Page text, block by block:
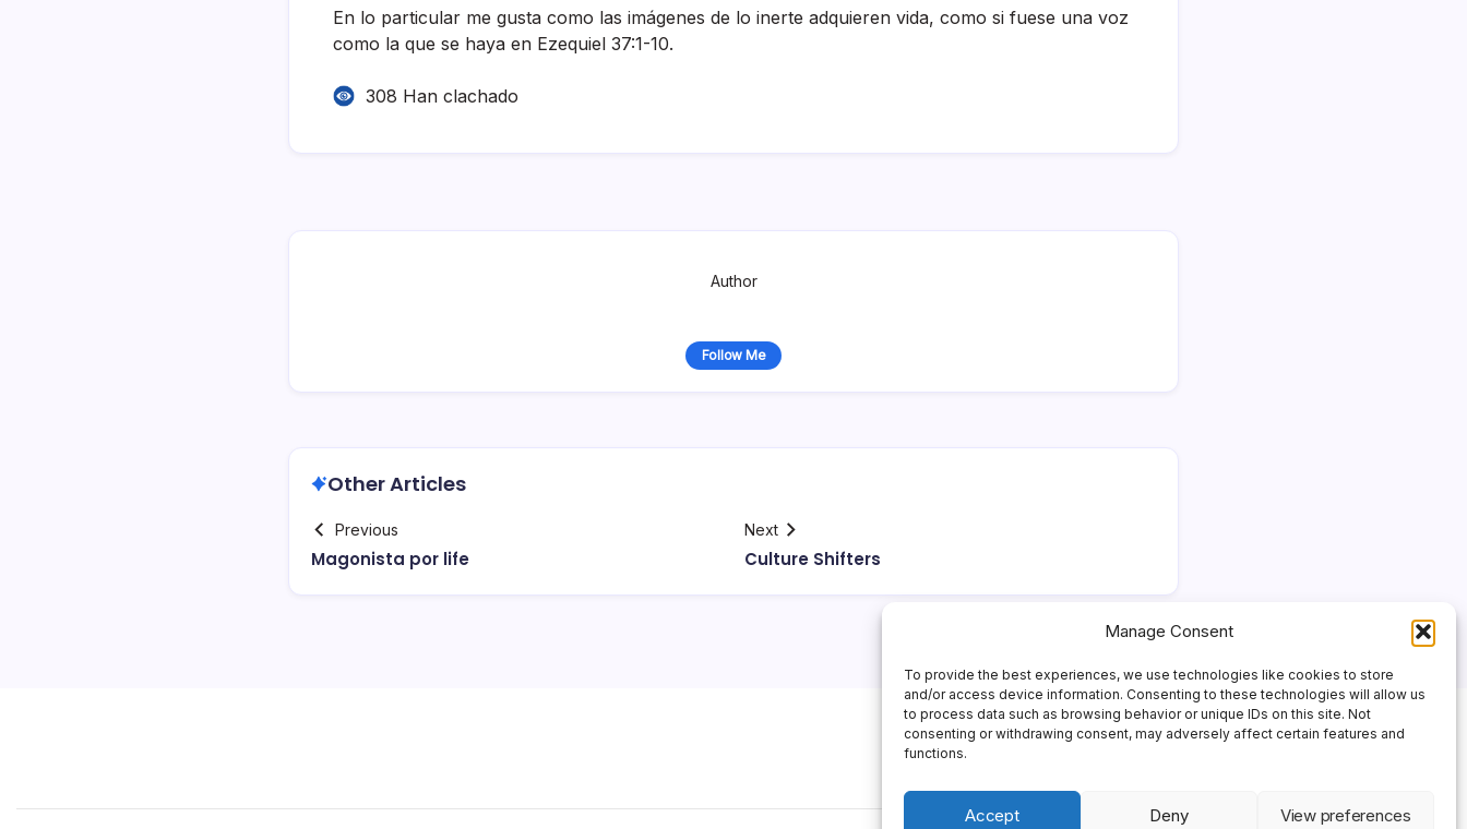
Manage Consent
To provide the best experiences, we use technologies like cookies to store
and/or access device information. Consenting to these technologies will allow us
to process data such as browsing behavior or unique IDs on this site. Not
consenting or withdrawing consent, may adversely affect certain features and
functions.
Accept Deny View preferences
En lo particular me gusta como las imágenes de lo inerte adquieren vida, como si fuese una voz
como la que se haya en Ezequiel 37:1-10.
308 Han clachado
Author
Follow Me
Other Articles
Previous
Magonista por life
Next
Culture Shifters